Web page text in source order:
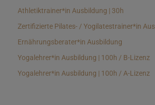
Athletiktrainer*in Ausbildung | 30h
Zertifizierte Pilates- / Yogilatestrainer*in
Ernährungsberater*in Ausbildung
Yogalehrer*in Ausbildung | 100h / B-Lizenz
Yogalehrer*in Ausbildung | 100h / A-Lizenz